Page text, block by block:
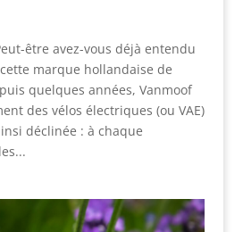
être avez-vous déjà entendu
marque hollandaise de
quelques années, Vanmoof
des vélos électriques (ou VAE)
déclinée : à chaque